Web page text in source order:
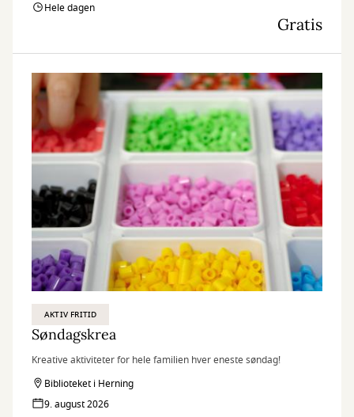
Hele dagen
Gratis
AKTIV FRITID
Søndagskrea
Kreative aktiviteter for hele familien hver eneste søndag!
Biblioteket i Herning
9. august 2026